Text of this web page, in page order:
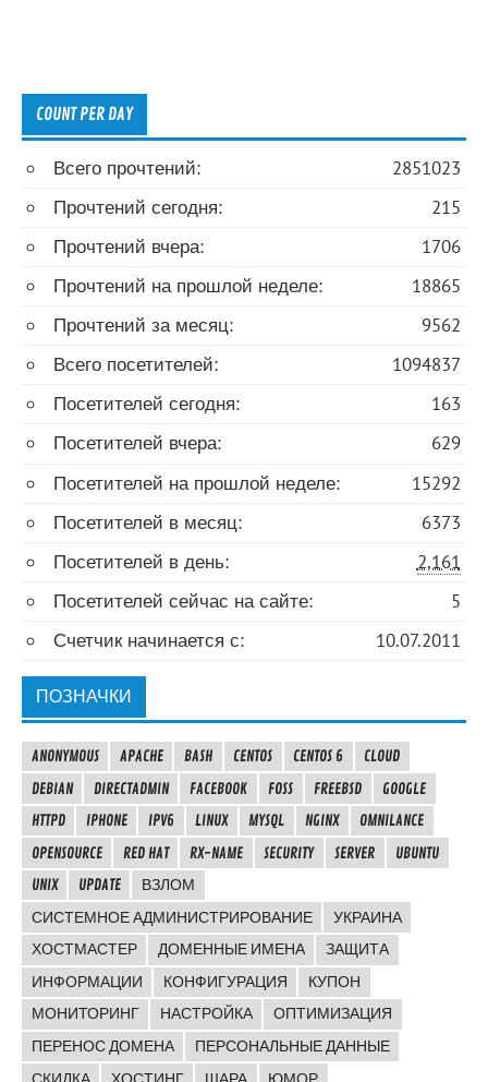
COUNT PER DAY
2851023
Всего прочтений:
215
Прочтений сегодня:
1706
Прочтений вчера:
18865
Прочтений на прошлой неделе:
9562
Прочтений за месяц:
1094837
Всего посетителей:
163
Посетителей сегодня:
629
Посетителей вчера:
15292
Посетителей на прошлой неделе:
6373
Посетителей в месяц:
2,161
Посетителей в день:
5
Посетителей сейчас на сайте:
10.07.2011
Счетчик начинается с:
ПОЗНАЧКИ
ANONYMOUS APACHE BASH CENTOS CENTOS 6
CLOUD
DEBIAN
DIRECTADMIN FACEBOOK FOSS FREEBSD
GOOGLE
HTTPD
IPHONE IPV6 LINUX MYSQL NGINX
OMNILANCE
OPENSOURCE
RED HAT RX-NAME SECURITY SERVER
UBUNTU
UNIX
UPDATE
ВЗЛОМ
СИСТЕМНОЕ АДМИНИСТРИРОВАНИЕ
УКРАИНА
ХОСТМАСТЕР
ДОМЕННЫЕ ИМЕНА
ЗАЩИТА
ИНФОРМАЦИИ
КОНФИГУРАЦИЯ
КУПОН
МОНИТОРИНГ
НАСТРОЙКА
ОПТИМИЗАЦИЯ
ПЕРЕНОС ДОМЕНА
ПЕРСОНАЛЬНЫЕ ДАННЫЕ